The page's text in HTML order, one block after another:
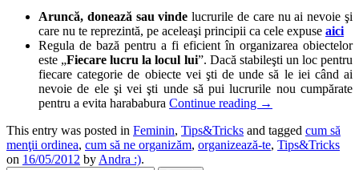
Aruncă, donează sau vinde lucrurile de care nu ai nevoie şi
care nu te reprezintă, pe aceleaşi principii ca cele expuse aici
Regula de bază pentru a fi eficient în organizarea obiectelor
este „Fiecare lucru la locul lui”. Dacă stabileşti un loc pentru
fiecare categorie de obiecte vei şti de unde să le iei când ai
nevoie de ele şi vei şti unde să pui lucrurile nou cumpărate
pentru a evita harababura Continue reading →
This entry was posted in Feminin, Tips&Tricks and tagged cum să
menţii ordinea, cum să ne organizăm, organizează-te, Tips&Tricks
on 16/05/2012 by Andra :).